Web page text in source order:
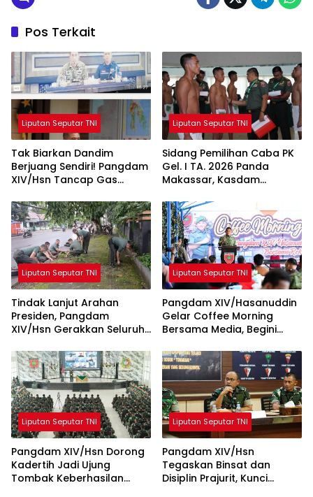
Pos Terkait
Liputan Seputar TNI
Tak Biarkan Dandim
Berjuang Sendiri! Pangdam
XIV/Hsn Tancap Gas
KDKMP dengan Inovasi
Workshop
Liputan Seputar TNI
Sidang Pemilihan Caba PK
Gel. I TA. 2026 Panda
Makassar, Kasdam
Profesional dan Objektif
Liputan Seputar TNI
Tindak Lanjut Arahan
Presiden, Pangdam
XIV/Hsn Gerakkan Seluruh
Lingkungan
Liputan Seputar TNI
Pangdam XIV/Hasanuddin
Gelar Coffee Morning
Bersama Media, Begini
Liputan Seputar TNI
Pangdam XIV/Hsn Dorong
Kadertih Jadi Ujung
Tombak Keberhasilan
Liputan Seputar TNI
Pangdam XIV/Hsn
Tegaskan Binsat dan
Disiplin Prajurit, Kunci